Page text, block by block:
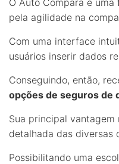
pela agilidade na
Com uma interface
usuários inserir dados
Conseguindo, então,
opções de seguros de
Sua principal
detalhada das diversas
Possibilitando uma